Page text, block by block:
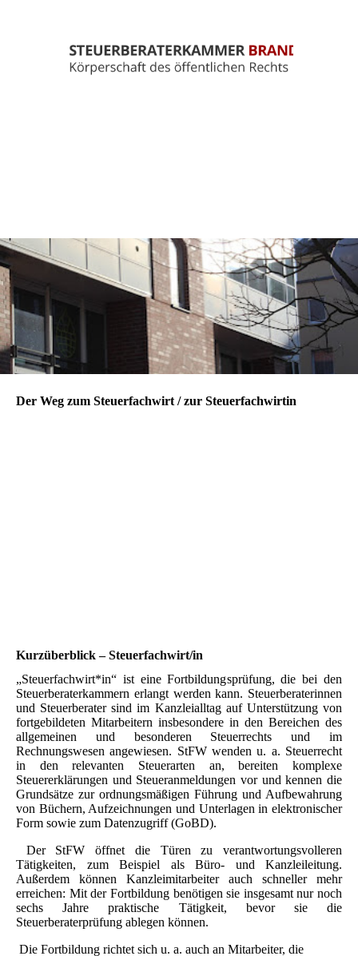
Der Weg zum Steuerfachwirt / zur Steuerfachwirtin
Kurzüberblick – Steuerfachwirt/in
„Steuerfachwirt*in“ ist eine Fortbildungsprüfung, die bei den
Steuerberaterkammern erlangt werden kann. Steuerberaterinnen
und Steuerberater sind im Kanzleialltag auf Unterstützung von
fortgebildeten Mitarbeitern insbesondere in den Bereichen des
allgemeinen und besonderen Steuerrechts und im
Rechnungswesen angewiesen. StFW wenden u. a. Steuerrecht
in den relevanten Steuerarten an, bereiten komplexe
Steuererklärungen und Steueranmeldungen vor und kennen die
Grundsätze zur ordnungsmäßigen Führung und Aufbewahrung
von Büchern, Aufzeichnungen und Unterlagen in elektronischer
Form sowie zum Datenzugriff (GoBD).
Der StFW öffnet die Türen zu verantwortungsvolleren
Tätigkeiten, zum Beispiel als Büro- und Kanzleileitung.
Außerdem können Kanzleimitarbeiter auch schneller mehr
erreichen: Mit der Fortbildung benötigen sie insgesamt nur noch
sechs Jahre praktische Tätigkeit, bevor sie die
Steuerberaterprüfung ablegen können.
Die Fortbildung richtet sich u. a. auch an Mitarbeiter, die